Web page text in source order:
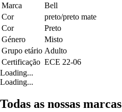
Marca
Bell
Cor
preto/preto mate
Cor
Preto
Género
Misto
Grupo etário Adulto
Certificação ECE 22-06
Loading...
Loading...
Todas as nossas marcas